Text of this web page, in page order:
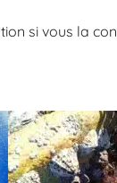
si vous la